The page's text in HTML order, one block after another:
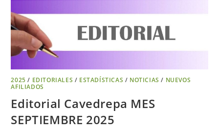
2025 / EDITORIALES / ESTADÍSTICAS / NOTICIAS / NUEVOS
AFILIADOS
Editorial Cavedrepa MES
SEPTIEMBRE 2025